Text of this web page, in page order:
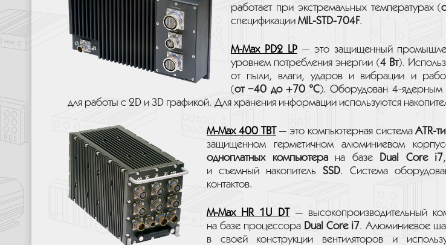
работает при экстремальных температурах (
спецификации MIL-STD-704F.
M-Max PD2 LP— это защищенный
уровнем потребления энергии (4 Вт).
от пыли, влаги, ударов и вибрации и
(от −40 до +70 °C). Оборудован 4-ядерным
для работы с 2D и 3D графикой. Для хранения информации используются
M-Max 400 TBT — это компьютерная системаATR-
защищенном герметичном алюминиевом
одноплатных компьютерана базе Dual Core i7
и съемный накопитель SSD. Система
контактов.
M-Max HR 1U DT
— высокопроизводительный
на базе процессора Dual Core i7. Алюминиевое
в своей конструкции вентиляторов и